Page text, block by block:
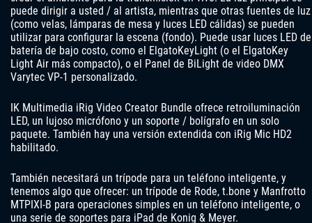
puede dirigir a usted / al artista, mientras que otras fuentes de luz
(como velas, lámparas de mesa y luces LED cálidas) se pueden
utilizar para configurar la escena (fondo). Puede usar luces LED de
batería de bajo costo, como el ElgatoKeyLight (o el ElgatoKey
Light Air más compacto), o el Panel de BiLight de video DMX
Varytec VP-1 personalizado.
IK Multimedia iRig Video Creator Bundle ofrece retroiluminación
LED, un lujoso micrófono y un soporte / bolígrafo en un solo
paquete. También hay una versión extendida con iRig Mic HD2
habilitado.
También necesitará un trípode para un teléfono inteligente, y
tenemos algo que ofrecer: un trípode de Rode, t.bone y Manfrotto
MTPIXI-B para operaciones simples en un teléfono inteligente, o
una serie de soportes para iPad de Konig & Meyer.